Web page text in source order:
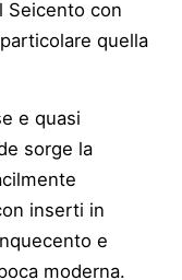
Seicento con
quella
e quasi
sorge la
inserti in
e
moderna.